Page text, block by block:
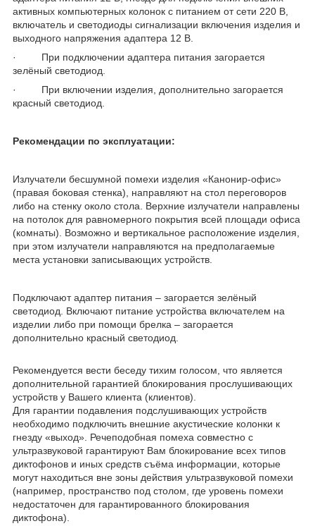
активных компьютерных колонок с питанием от сети 220 В,
включатель и светодиоды сигнализации включения изделия и
выходного напряжения адаптера 12 В.
· При подключении адаптера питания загорается
зелёный светодиод.
· При включении изделия, дополнительно загорается
красный светодиод.
Рекомендации по эксплуатации:
Излучатели бесшумной помехи изделия «Канонир-офис»
(правая боковая стенка), направляют на стол переговоров
либо на стенку около стола. Верхние излучатели направлены
на потолок для равномерного покрытия всей площади офиса
(комнаты). Возможно и вертикальное расположение изделия,
при этом излучатели направляются на предполагаемые
места установки записывающих устройств.
Подключают адаптер питания – загорается зелёный
светодиод. Включают питание устройства включателем на
изделии либо при помощи брелка – загорается
дополнительно красный светодиод.
Рекомендуется вести беседу тихим голосом, что является
дополнительной гарантией блокирования прослушивающих
устройств у Вашего клиента (клиентов).
Для гарантии подавления подслушивающих устройств
необходимо подключить внешние акустические колонки к
гнезду «выход». Речеподобная помеха совместно с
ультразвуковой гарантируют Вам блокирование всех типов
диктофонов и иных средств съёма информации, которые
могут находиться вне зоны действия ультразвуковой помехи
(например, пространство под столом, где уровень помехи
недостаточен для гарантированного блокирования
диктофона).